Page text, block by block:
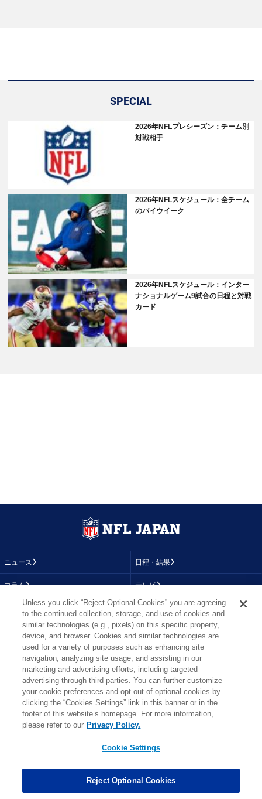
SPECIAL
2026年NFLプレシーズン：チーム別
対戦相手
2026年NFLスケジュール：全チーム
のバイウイーク
2026年NFLスケジュール：インター
ナショナルゲーム9試合の日程と対戦
カード
ニュース 日程・結果
コラム テレビ
画像
順位表
About NFL
More NFL 特集
TOP お問い合わせ FAQ
PHOTO BY AP Images / PHOTO BY Getty Images
Unless you click “Reject Optional Cookies” you are agreeing
to the continued collection, storage, and use of cookies and
similar technologies (e.g., pixels) on this specific property,
device, and browser. Cookies and similar technologies are
used for a variety of purposes such as enhancing site
navigation, analyzing site usage, and assisting in our
marketing and advertising efforts, including targeted
advertising through third parties. You can further customize
your cookie preferences and opt out of optional cookies by
clicking the “Cookies Settings” link in this banner or in the
footer of this website’s homepage. For more information,
please refer to our Privacy Policy.
Cookie Settings
Reject Optional Cookies